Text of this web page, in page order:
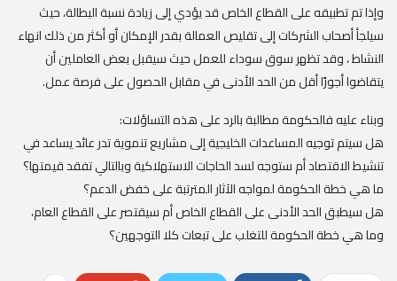
وإذا تم تطبيقه على القطاع الخاص قد يؤدي إلى زيادة نسبة البطالة، حيث
سيلجأ أصحاب الشركات إلى تقليص العمالة بقدر الإمكان أو أكثر من ذلك انهاء
النشاط ، وقد تظهر سوق سوداء للعمل حيث سيقبل بعض العاملين أن
يتقاضوا أجورًا أقل من الحد الأدنى في مقابل الحصول على فرصة عمل.
وبناء عليه فالحكومة مطالبة بالرد على هذه التساؤلات:
هل سيتم توجيه المساعدات الخليجية إلى مشاريع تنموية تدر عائد يساعد في
تنشيط الاقتصاد أم ستوجه لسد الحاجات الاستهلاكية وبالتالي تفقد قيمتها؟
ما هي خطة الحكومة لمواجه الآثار المترتبة على خفض الدعم؟
هل سيطبق الحد الأدنى على القطاع الخاص أم سيقتصر على القطاع العام،
وما هي خطة الحكومة للتغلب على تبعات كلا التوجهين؟